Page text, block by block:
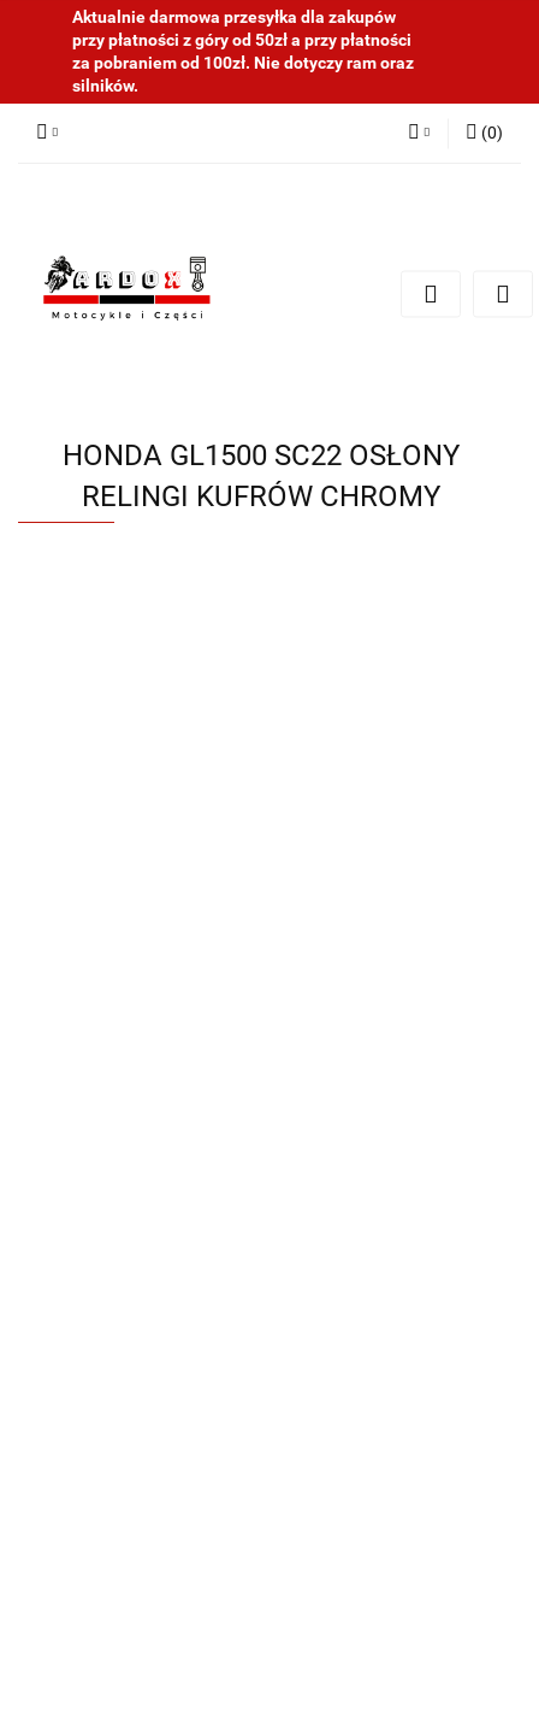
Aktualnie darmowa przesyłka dla zakupów
przy płatności z góry od 50zł a przy płatności
za pobraniem od 100zł. Nie dotyczy ram oraz
silników.
(0)
HONDA GL1500 SC22 OSŁONY
RELINGI KUFRÓW CHROMY